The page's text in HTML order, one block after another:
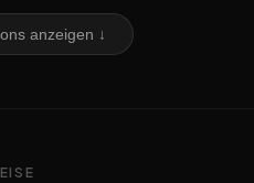
anzeigen ↓